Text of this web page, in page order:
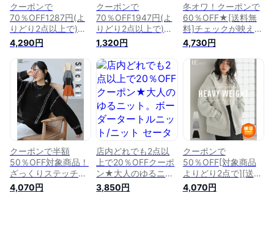
クーポンで
70％OFF1287円(よ
りどり2点以上で)大
人の柄ニット。デジ
タル柄ハイネックニ
ット/ニット セータ
ー 柄ニット ハイネ
ック レディース ト
ップス ショート丈
リブ 配色 ゆったり
大きいサイズ[メール
便不可]
4,290円
クーポンで
70％OFF1947円(よ
りどり2点以上で)ふ
わふわとしたファー
を飾り付け。ファー
ポンポン付きニット/
ニット セーター ポ
ンポン ファー レデ
ィース トップス ク
ロップド丈 ゆったり
大きいサイズ 体型カ
バー[メール便不可]
1,320円
冬オワ！クーポンで
60％OFF★[送料無
料]チェックが映え
る。異素材切替え裏
起毛チュニック/トッ
プス プルオーバー
チュニック 裏起毛
レディース チェック
異素材 配色 あった
か 体型カバー チュ
ニック丈 ゆったり
大きいサイズ[メール
便不可]
4,730円
クーポンで半額
50％OFF対象商品！
ざっくりステッチが
映える。配色ブラン
ケットニット/ニット
4,070円
店内どれでも2点以
上で20％OFFクーポ
ン★大人のゆるニッ
ト。ボーダータート
ルニット/ニット セ
3,850円
クーポンで
50％OFF[対象商品
よりどり2点で][送料
無料]これ一枚でぬく
もり続く。HEAVY
4,070円